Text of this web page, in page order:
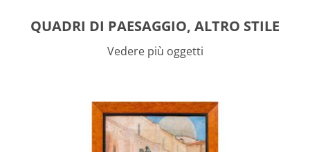
QUADRI DI PAESAGGIO, ALTRO STILE
Vedere più oggetti